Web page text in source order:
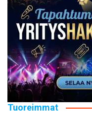
Tuoreimmat